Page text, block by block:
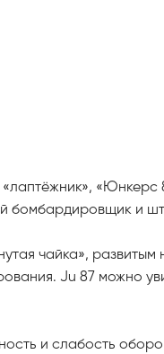
«лаптёжник»,
бомбардировщик и
чайка»,
Ju 87 можно
и слабость